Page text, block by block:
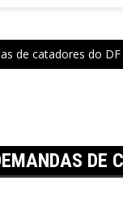
de catadores do DF
DE